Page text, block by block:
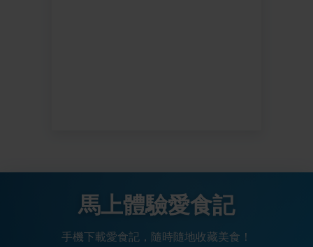
馬上體驗愛食記
手機下載愛食記，隨時隨地收藏美食！